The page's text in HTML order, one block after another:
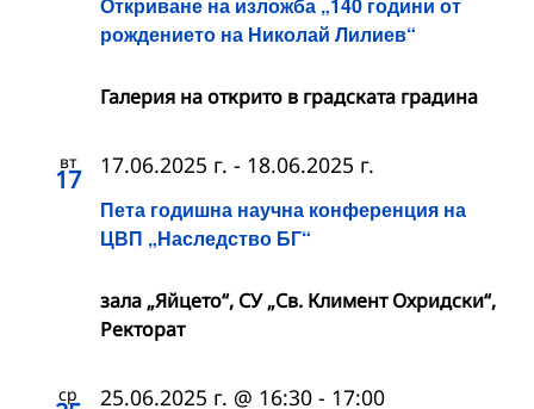
рождението на Николай Лилиев“
Галерия на открито в градската градина
вт
17
Пета годишна научна конференция на
ЦВП „Наследство БГ“
17.06.2025 г. - 18.06.2025 г.
зала „Яйцето“, СУ „Св. Климент Охридски“,
Ректорат
ср 25.06.2025 г. @ 16:30 - 17:00